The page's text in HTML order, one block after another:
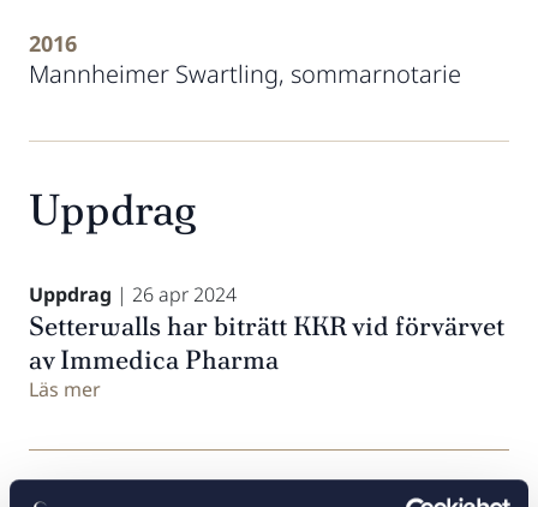
2016
Mannheimer Swartling, sommarnotarie
Uppdrag
Uppdrag | 26 apr 2024
Setterwalls har biträtt KKR vid förvärvet
av Immedica Pharma
Läs mer